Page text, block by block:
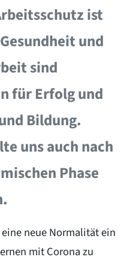
ist
und
sind
für Erfolg und
Bildung.
uns auch nach
Phase
neue Normalität ein
mit Corona zu